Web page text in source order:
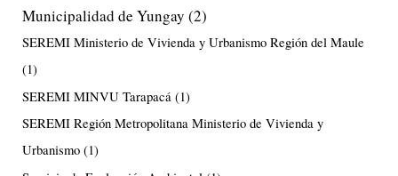
Municipalidad de Yungay (2)
SEREMI Ministerio de Vivienda y Urbanismo Región del Maule
(1)
SEREMI MINVU Tarapacá (1)
SEREMI Región Metropolitana Ministerio de Vivienda y
Urbanismo (1)